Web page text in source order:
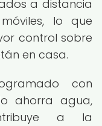
a distancia
lo que
control sobre
en casa.
con
ahorra agua,
a la